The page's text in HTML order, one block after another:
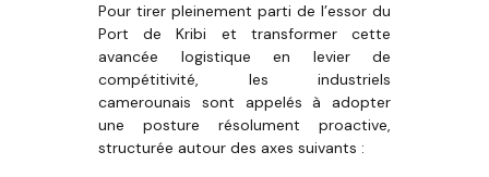
Pour tirer pleinement parti de l’essor du
Port de Kribi et transformer cette
avancée logistique en levier de
compétitivité, les industriels
camerounais sont appelés à adopter
une posture résolument proactive,
structurée autour des axes suivants :